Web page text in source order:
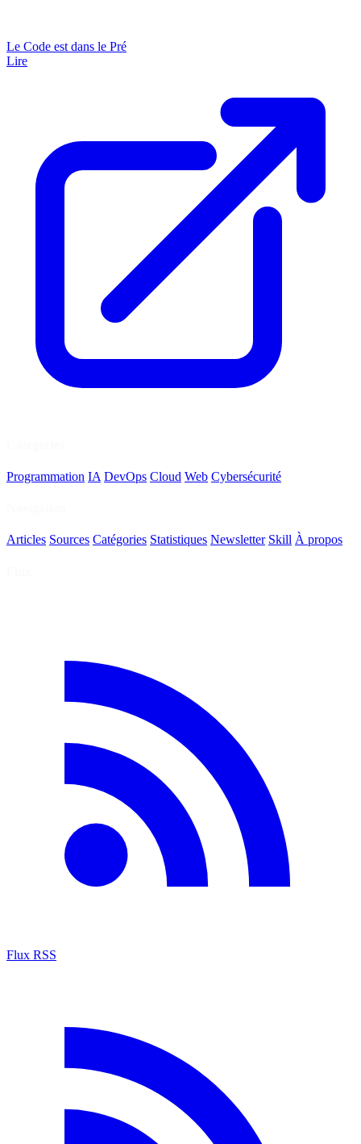
Le Code est dans le Pré
Lire
Programmation IA DevOps Cloud Web Cybersécurité
Articles Sources Catégories Statistiques Newsletter Skill À propos
Flux RSS